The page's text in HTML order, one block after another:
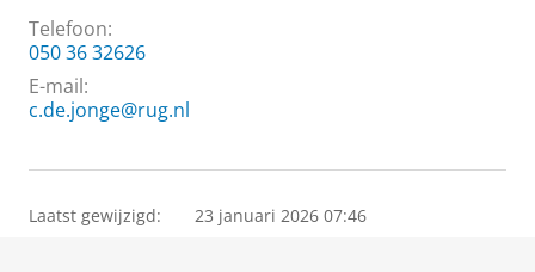
Telefoon:
050 36 32626
E-mail:
c.de.jonge@rug.nl
Laatst gewijzigd: 23 januari 2026 07:46